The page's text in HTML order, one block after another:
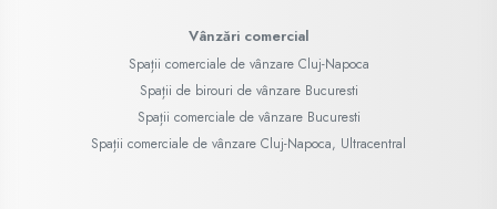
Vânzări comercial
Spații comerciale de vânzare Cluj-Napoca
Spații de birouri de vânzare Bucuresti
Spații comerciale de vânzare Bucuresti
Spații comerciale de vânzare Cluj-Napoca, Ultracentral